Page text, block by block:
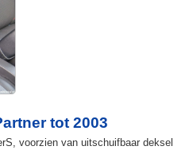
tot 2003
voorzien van uitschuifbaar deksel